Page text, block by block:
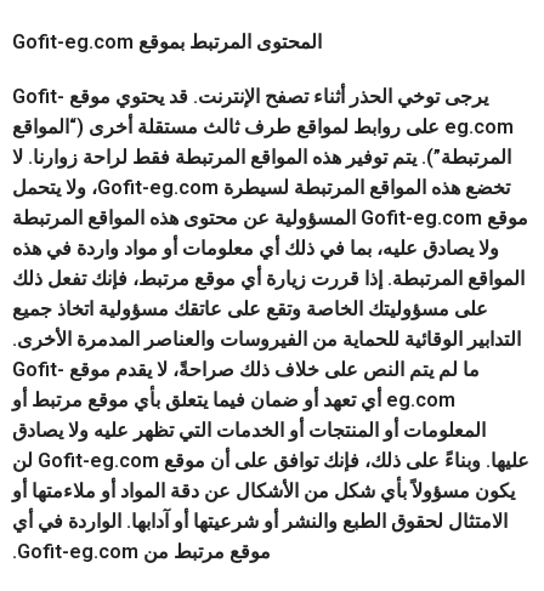
المحتوى المرتبط بموقع Gofit-eg.com
يرجى توخي الحذر أثناء تصفح الإنترنت. قد يحتوي موقع Gofit-
eg.com على روابط لمواقع طرف ثالث مستقلة أخرى (“المواقع
المرتبطة”). يتم توفير هذه المواقع المرتبطة فقط لراحة زوارنا. لا
تخضع هذه المواقع المرتبطة لسيطرة Gofit-eg.com، ولا يتحمل
موقع Gofit-eg.com المسؤولية عن محتوى هذه المواقع المرتبطة
ولا يصادق عليه، بما في ذلك أي معلومات أو مواد واردة في هذه
المواقع المرتبطة. إذا قررت زيارة أي موقع مرتبط، فإنك تفعل ذلك
على مسؤوليتك الخاصة وتقع على عاتقك مسؤولية اتخاذ جميع
التدابير الوقائية للحماية من الفيروسات والعناصر المدمرة الأخرى.
ما لم يتم النص على خلاف ذلك صراحةً، لا يقدم موقع Gofit-
eg.com أي تعهد أو ضمان فيما يتعلق بأي موقع مرتبط أو
المعلومات أو المنتجات أو الخدمات التي تظهر عليه ولا يصادق
عليها. وبناءً على ذلك، فإنك توافق على أن موقع Gofit-eg.com لن
يكون مسؤولاً بأي شكل من الأشكال عن دقة المواد أو ملاءمتها أو
الامتثال لحقوق الطبع والنشر أو شرعيتها أو آدابها. الواردة في أي
موقع مرتبط من Gofit-eg.com.